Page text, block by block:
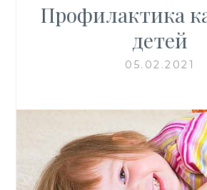
Профилактика
детей
05.02.2021